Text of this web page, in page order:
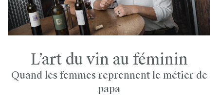
L’art du vin au féminin
Quand les femmes reprennent le métier de
papa